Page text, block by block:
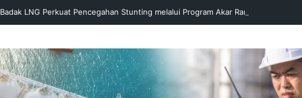
Badak LNG Perkuat Pencegahan Stunting melalui Program Akar Ranting